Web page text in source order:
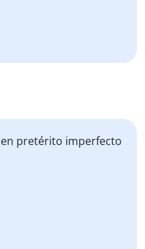
en pretérito imperfecto